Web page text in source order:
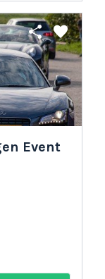
share favorite
Event